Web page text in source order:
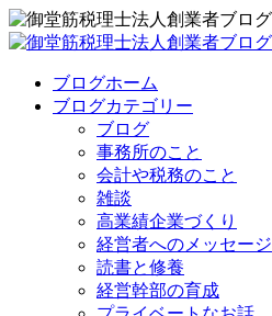
ブログホーム
ブログカテゴリー
ブログ
事務所のこと
会計や税務のこと
雑談
高業績企業づくり
経営者へのメッセージ
読書と修養
経営幹部の育成